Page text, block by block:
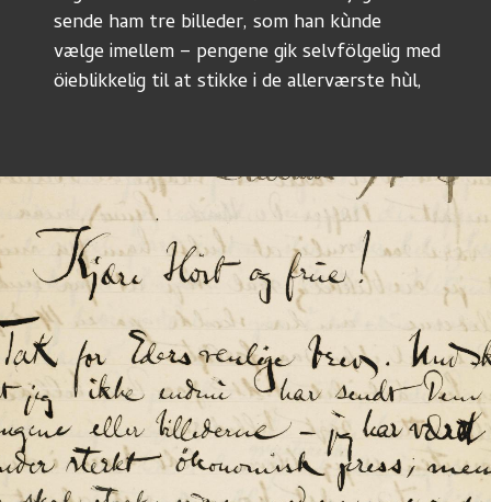
sende ham tre billeder, som han kùnde
vælge imellem – pengene gik selvfölgelig med
öieblikkelig til at stikke i de allerværste hùl,